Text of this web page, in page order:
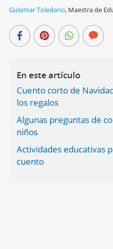
Guiomar Toledano, Maestra de
En este artículo
Cuento corto de
los regalos
Algunas preguntas de
niños
Actividades educativas
cuento